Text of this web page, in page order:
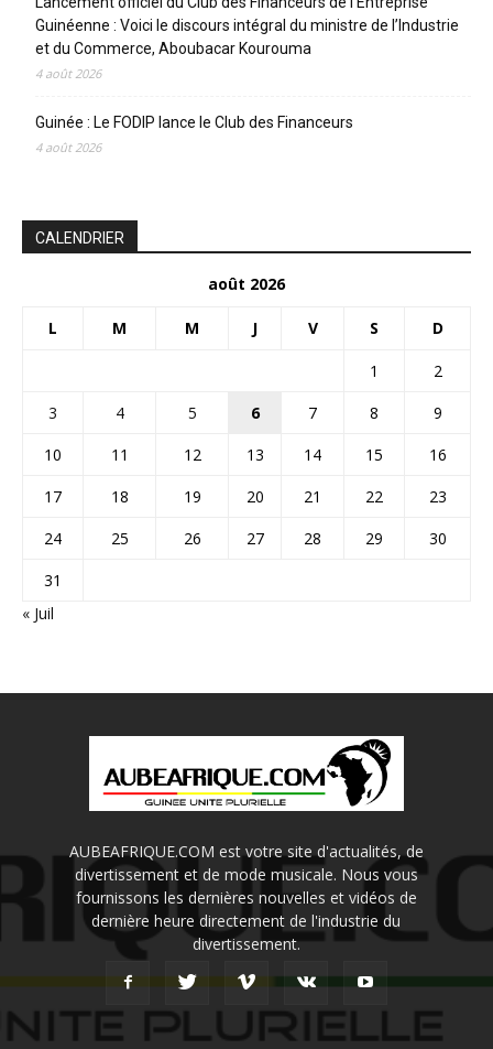
Guinéenne : Voici le discours intégral du ministre de l’Industrie
et du Commerce, Aboubacar Kourouma
4 août 2026
Guinée : Le FODIP lance le Club des Financeurs
4 août 2026
CALENDRIER
août 2026
L M M J V S D
1
2
3
4 5 6 7 8
9
10
11 12 13 14 15
16
17
18 19 20 21 22
23
24
25 26 27 28 29
30
31
« Juil
AUBEAFRIQUE.COM est votre site d'actualités, de
divertissement et de mode musicale. Nous vous
fournissons les dernières nouvelles et vidéos de
dernière heure directement de l'industrie du
divertissement.